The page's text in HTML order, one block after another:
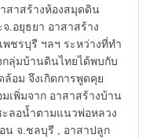
สาสร้างห้องสมุดดิน
.อยุธยา อาสาสร้าง
ชรบุรี ฯลฯ ระหว่างที่ทำ
ลุ่มบ้านดินไทยได้พบกับ
อม จึงเกิดการพูดคุย
เพิ่มจาก อาสาสร้างบ้าน
ะลอน้ำตามแนวพ่อหลวง
น จ.ชลบุรี , อาสาปลูก